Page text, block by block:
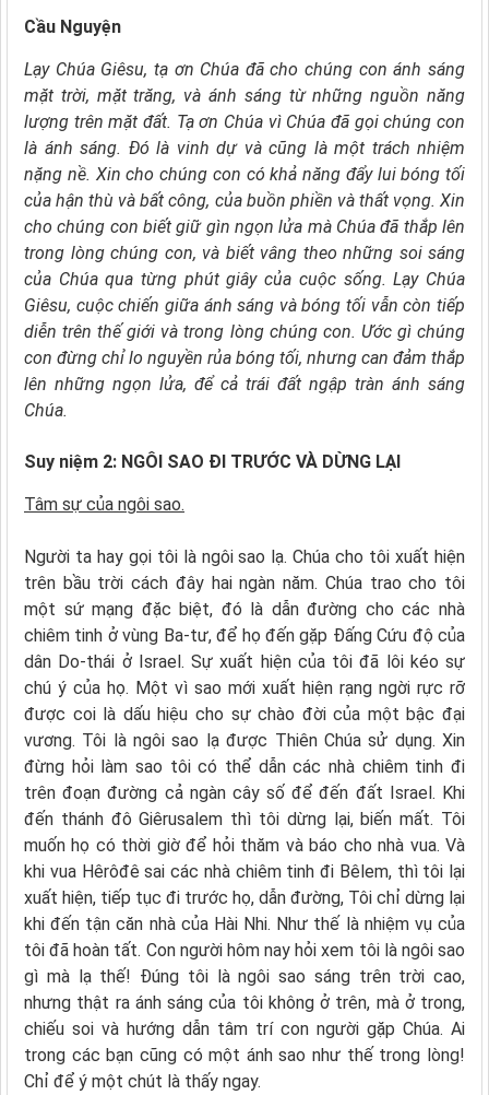
Cầu Nguyện
Lạy Chúa Giêsu, tạ ơn Chúa đã cho chúng con ánh sáng
mặt trời, mặt trăng, và ánh sáng từ những nguồn năng
lượng trên mặt đất. Tạ ơn Chúa vì Chúa đã gọi chúng con
là ánh sáng. Ðó là vinh dự và cũng là một trách nhiệm
nặng nề. Xin cho chúng con có khả năng đẩy lui bóng tối
của hận thù và bất công, của buồn phiền và thất vọng. Xin
cho chúng con biết giữ gìn ngọn lửa mà Chúa đã thắp lên
trong lòng chúng con, và biết vâng theo những soi sáng
của Chúa qua từng phút giây của cuộc sống.Lạy Chúa
Giêsu, cuộc chiến giữa ánh sáng và bóng tối vẫn còn tiếp
diễn trên thế giới và trong lòng chúng con. Ước gì chúng
con đừng chỉ lo nguyền rủa bóng tối, nhưng can đảm thắp
lên những ngọn lửa, để cả trái đất ngập tràn ánh sáng
Chúa.
Suy niệm 2: NGÔI SAO ĐI TRƯỚC VÀ DỪNG LẠI
Tâm sự của ngôi sao.
Người ta hay gọi tôi là ngôi sao lạ. Chúa cho tôi xuất hiện
trên bầu trời cách đây hai ngàn năm. Chúa trao cho tôi
một sứ mạng đặc biệt, đó là dẫn đường cho các nhà
chiêm tinh ở vùng Ba-tư, để họ đến gặp Đấng Cứu độ của
dân Do-thái ở Israel. Sự xuất hiện của tôi đã lôi kéo sự
chú ý của họ. Một vì sao mới xuất hiện rạng ngời rực rỡ
được coi là dấu hiệu cho sự chào đời của một bậc đại
vương. Tôi là ngôi sao lạ được Thiên Chúa sử dụng. Xin
đừng hỏi làm sao tôi có thể dẫn các nhà chiêm tinh đi
trên đoạn đường cả ngàn cây số để đến đất Israel. Khi
đến thánh đô Giêrusalem thì tôi dừng lại, biến mất. Tôi
muốn họ có thời giờ để hỏi thăm và báo cho nhà vua. Và
khi vua Hêrôđê sai các nhà chiêm tinh đi Bêlem, thì tôi lại
xuất hiện, tiếp tục đi trước họ, dẫn đường, Tôi chỉ dừng lại
khi đến tận căn nhà của Hài Nhi. Như thế là nhiệm vụ của
tôi đã hoàn tất. Con người hôm nay hỏi xem tôi là ngôi sao
gì mà lạ thế! Đúng tôi là ngôi sao sáng trên trời cao,
nhưng thật ra ánh sáng của tôi không ở trên, mà ở trong,
chiếu soi và hướng dẫn tâm trí con người gặp Chúa. Ai
trong các bạn cũng có một ánh sao như thế trong lòng!
Chỉ để ý một chút là thấy ngay.